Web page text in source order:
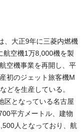
、大正9年に三菱内燃機
航空機1万8,000機を製
空機事業を再開し、平
初のジェット旅客機M
どを生産している。
区となっている名古屋
平方メートル、建物
人となっており、航